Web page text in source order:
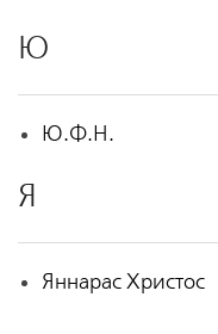
Ю
Ю.Ф.Н.
Я
Яннарас Христос